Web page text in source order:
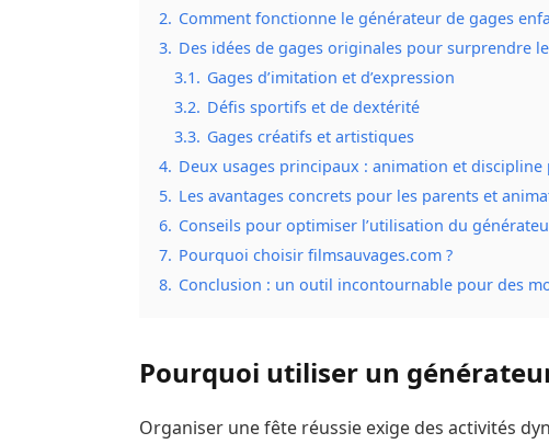
2. Comment fonctionne le générateur de gages
3. Des idées de gages originales pour surprendre
3.1. Gages d’imitation et d’expression
3.2. Défis sportifs et de dextérité
3.3. Gages créatifs et artistiques
4. Deux usages principaux : animation et discipline
5. Les avantages concrets pour les parents et
6. Conseils pour optimiser l’utilisation du
7. Pourquoi choisir filmsauvages.com ?
8. Conclusion : un outil incontournable pour des
Pourquoi utiliser un
Organiser une fête réussie exige des activités